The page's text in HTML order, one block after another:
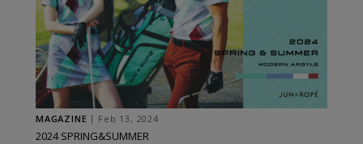
MAGAZINE Feb 13, 2024
2024 SPRING&SUMMER